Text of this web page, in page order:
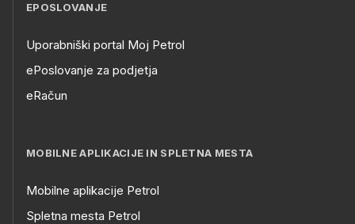
EPOSLOVANJE
Uporabniški portal Moj Petrol
ePoslovanje za podjetja
eRačun
MOBILNE APLIKACIJE IN SPLETNA MESTA
Mobilne aplikacije Petrol
Spletna mesta Petrol